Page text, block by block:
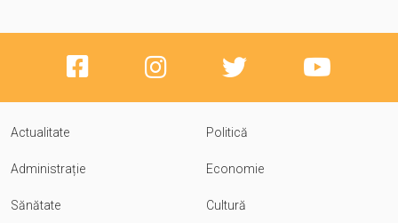
Actualitate Politică
Administrație Economie
Sănătate Cultură